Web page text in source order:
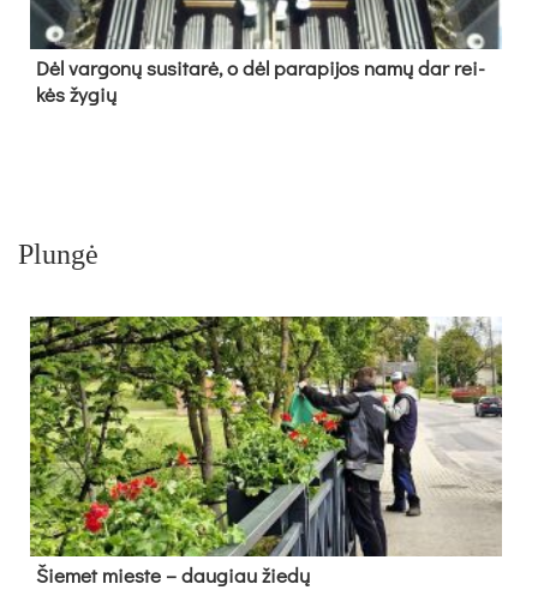
Dėl var­go­nų su­si­ta­rė, o dėl pa­ra­pi­jos na­mų dar rei­
kės žy­gių
Plungė
Šie­met mies­te – dau­giau žie­dų